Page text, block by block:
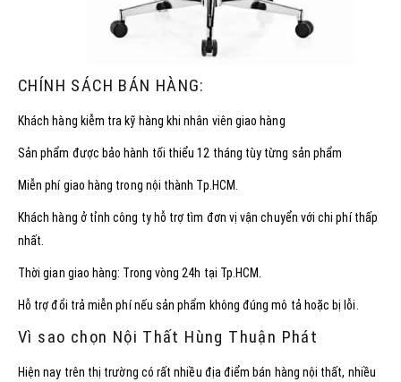
CHÍNH SÁCH BÁN HÀNG:
Khách hàng kiễm tra kỹ hàng khi nhân viên giao hàng
Sản phẩm được bảo hành tối thiểu 12 tháng tùy từng sản phẩm
Miễn phí giao hàng trong nội thành Tp.HCM.
Khách hàng ở tỉnh công ty hỗ trợ tìm đơn vị vận chuyển với chi phí thấp
nhất.
Thời gian giao hàng: Trong vòng 24h tại Tp.HCM.
Hỗ trợ đổi trả miễn phí nếu sản phẩm không đúng mô tả hoặc bị lỗi.
Vì sao chọn Nội Thất Hùng Thuận Phát
Hiện nay trên thị trường có rất nhiều địa điểm bán hàng nội thất, nhiều